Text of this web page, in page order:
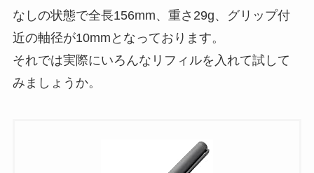
なしの状態で全長156mm、重さ29g、グリップ付
近の軸径が10mmとなっております。
それでは実際にいろんなリフィルを入れて試して
みましょうか。